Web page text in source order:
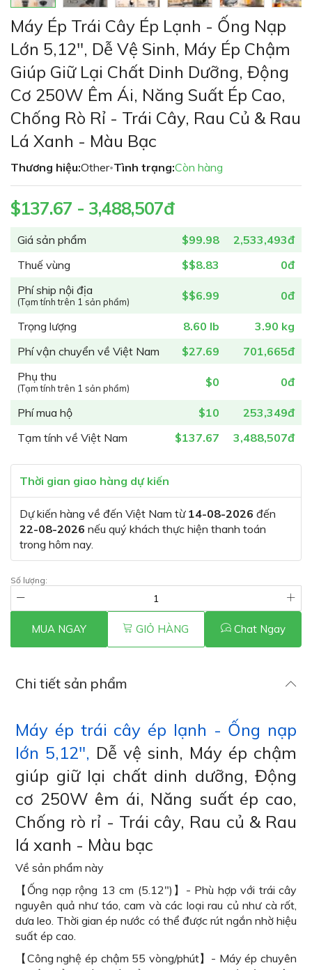
đến
phần
của
thư
hình
ảnh
Máy Ép Trái Cây Ép Lạnh - Ống Nạp
Lớn 5,12", Dễ Vệ Sinh, Máy Ép Chậm
Giúp Giữ Lại Chất Dinh Dưỡng, Động
Cơ 250W Êm Ái, Năng Suất Ép Cao,
Chống Rò Rỉ - Trái Cây, Rau Củ & Rau
Lá Xanh - Màu Bạc
Thương hiệu:Other•Tình trạng:Còn hàng
Giá sản phẩm $99.98
2,533,493đ
Thuế vùng
$$8.83
0đ
Phí ship nội địa
(Tạm tính trên 1 sản phẩm) $$6.99 0đ
Trọng lượng 8.60 lb
3.90 kg
Phí vận chuyển về Việt Nam
$27.69
701,665đ
Phụ thu
(Tạm tính trên 1 sản phẩm) $0 0đ
Phí mua hộ $10
253,349đ
Tạm tính về Việt Nam
$137.67 3,488,507đ
$137.67 - 3,488,507đ
Thời gian giao hàng dự kiến
Dự kiến hàng về đến Việt Nam từ 14-08-2026 đến
22-08-2026 nếu quý khách thực hiện thanh toán
trong hôm nay.
Số lượng:
MUA NGAY GIỎ HÀNG Chat Ngay
Chi tiết sản phẩm
Máy ép trái cây ép lạnh - Ống nạp
lớn 5,12", Dễ vệ sinh, Máy ép chậm
giúp giữ lại chất dinh dưỡng, Động
cơ 250W êm ái, Năng suất ép cao,
Chống rò rỉ - Trái cây, Rau củ & Rau
lá xanh - Màu bạc
Về sản phẩm này
【Ống nạp rộng 13 cm (5.12")】- Phù hợp với trái cây
nguyên quả như táo, cam và các loại rau củ như cà rốt,
dưa leo. Thời gian ép nước có thể được rút ngắn nhờ hiệu
suất ép cao.
【Công nghệ ép chậm 55 vòng/phút】- Máy ép chuyên